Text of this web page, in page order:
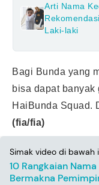
Arti Nama
Laki-laki
Bagi Bunda yang
bisa dapat
HaiBunda Squad.
(fia/fia)
Simak video di bawah
10 Rangkaian
Bermakna